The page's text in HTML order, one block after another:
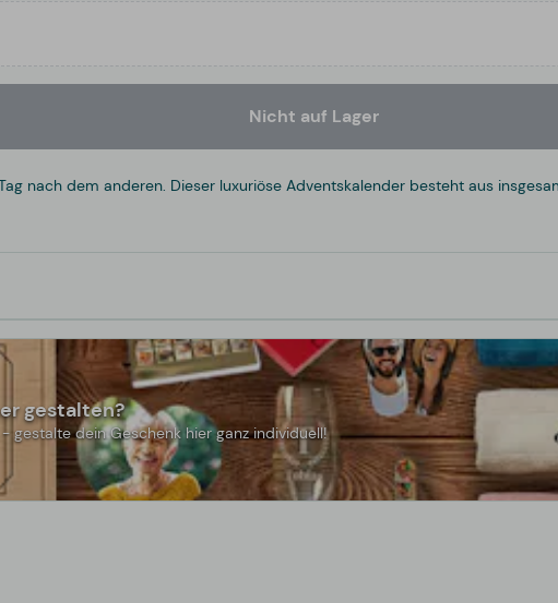
Nicht auf Lager
nach dem anderen. Dieser luxuriöse Adventskalender besteht aus
gestalten?
gestalte dein Geschenk hier ganz individuell!